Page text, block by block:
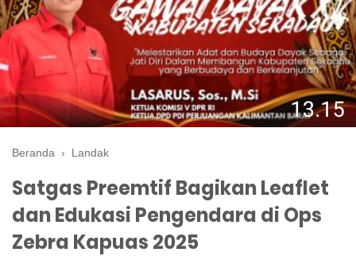
Beranda › Landak
Satgas Preemtif Bagikan Leaflet
dan Edukasi Pengendara di Ops
Zebra Kapuas 2025